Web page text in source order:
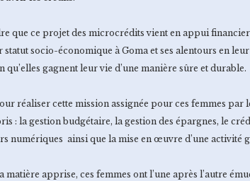
que ce projet des microcrédits vient en appui
socio-économique à Goma et ses alentours en
qu’elles gagnent leur vie d’une manière sûre et durable.
réaliser cette mission assignée pour ces femmes
: la gestion budgétaire, la gestion des épargnes, le
numériques ainsi que la mise en œuvre d’une activité
matière apprise, ces femmes ont l’une après l’autre